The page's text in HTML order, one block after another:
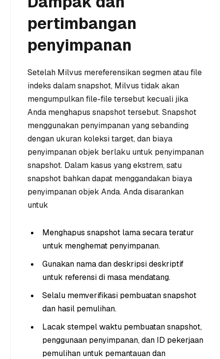
pertimbangan
penyimpanan
Setelah Milvus mereferensikan segmen atau file
indeks dalam snapshot, Milvus tidak akan
mengumpulkan file-file tersebut kecuali jika
Anda menghapus snapshot tersebut. Snapshot
menggunakan penyimpanan yang sebanding
dengan ukuran koleksi target, dan biaya
penyimpanan objek berlaku untuk penyimpanan
snapshot. Dalam kasus yang ekstrem, satu
snapshot bahkan dapat menggandakan biaya
penyimpanan objek Anda. Anda disarankan
untuk
Menghapus snapshot lama secara teratur
untuk menghemat penyimpanan.
Gunakan nama dan deskripsi deskriptif
untuk referensi di masa mendatang.
Selalu memverifikasi pembuatan snapshot
dan hasil pemulihan.
Lacak stempel waktu pembuatan snapshot,
penggunaan penyimpanan, dan ID pekerjaan
pemulihan untuk pemantauan dan